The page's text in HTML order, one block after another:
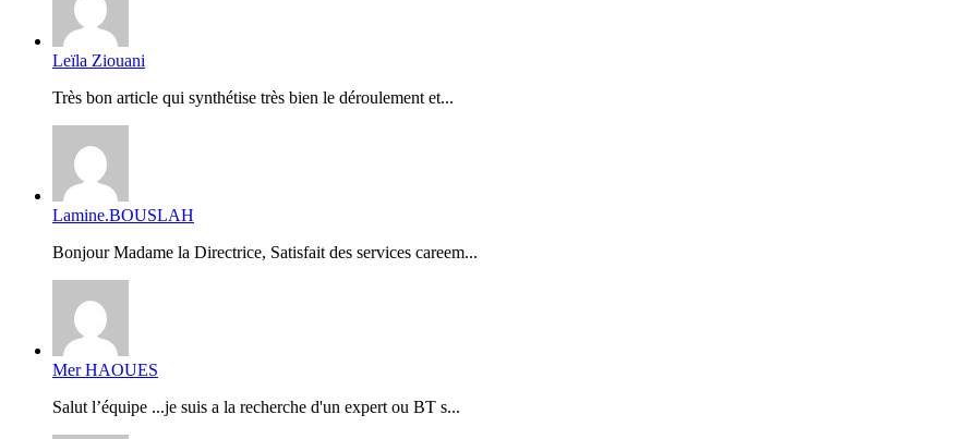
Leïla Ziouani
Très bon article qui synthétise très bien le déroulement et...
Lamine.BOUSLAH
Bonjour Madame la Directrice, Satisfait des services careem...
Mer HAOUES
Salut l’équipe ...je suis a la recherche d'un expert ou BT s...